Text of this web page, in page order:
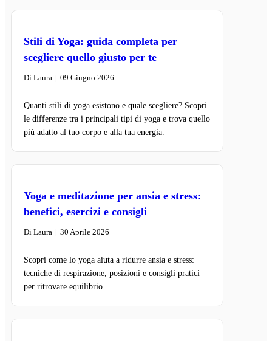
Stili di Yoga: guida completa per
scegliere quello giusto per te
Di Laura | 09 Giugno 2026
Quanti stili di yoga esistono e quale scegliere? Scopri
le differenze tra i principali tipi di yoga e trova quello
più adatto al tuo corpo e alla tua energia.
Yoga e meditazione per ansia e stress:
benefici, esercizi e consigli
Di Laura | 30 Aprile 2026
Scopri come lo yoga aiuta a ridurre ansia e stress:
tecniche di respirazione, posizioni e consigli pratici
per ritrovare equilibrio.